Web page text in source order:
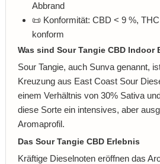
Abbrand
📜 Konformität: CBD < 9 %,
konform
Was sind Sour Tangie CBD Indoor
Sour Tangie, auch Sunva genannt,
Kreuzung aus East Coast Sour
einem Verhältnis von 30% Sativa
diese Sorte ein intensives, aber
Aromaprofil.
Das Sour Tangie CBD Erlebnis
Kräftige Dieselnoten eröffnen das